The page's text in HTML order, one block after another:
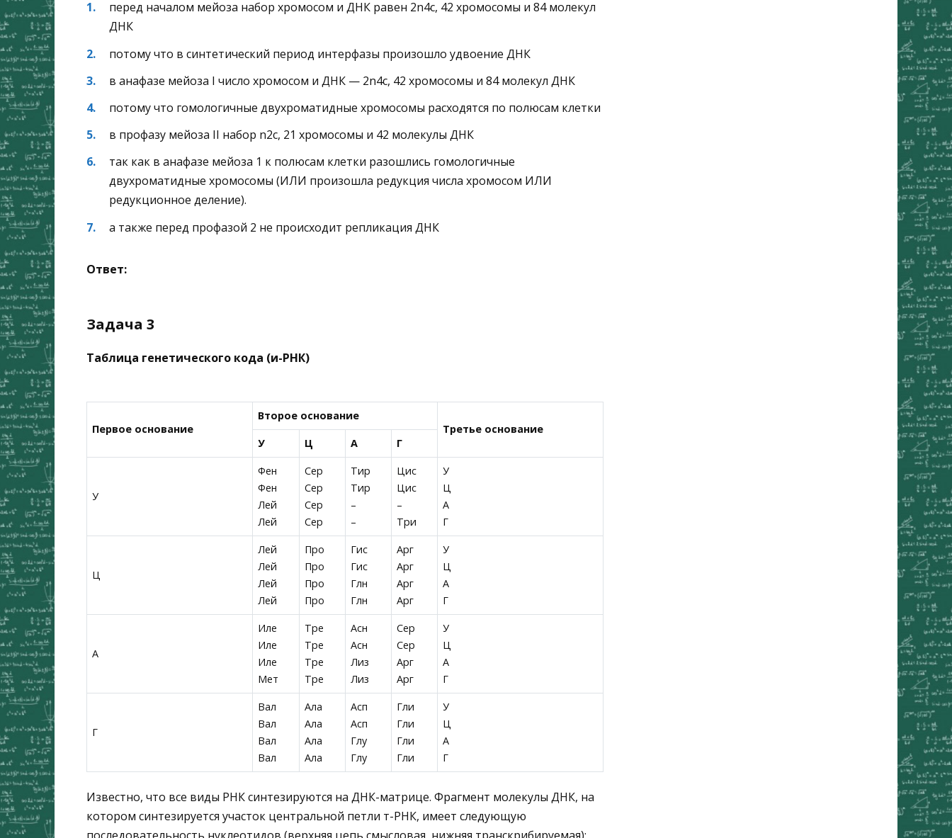
перед началом мейоза набор хромосом и ДНК равен 2n4c, 42 хромосомы и 84 молекул
ДНК
потому что в синтетический период интерфазы произошло удвоение ДНК
в анафазе мейоза I число хромосом и ДНК — 2n4c, 42 хромосомы и 84 молекул ДНК
потому что гомологичные двухроматидные хромосомы расходятся по полюсам клетки
в профазу мейоза II набор n2c, 21 хромосомы и 42 молекулы ДНК
так как в анафазе мейоза 1 к полюсам клетки разошлись гомологичные
двухроматидные хромосомы (ИЛИ произошла редукция числа хромосом ИЛИ
редукционное деление).
а также перед профазой 2 не происходит репликация ДНК
Ответ:
Задача 3
Таблица генетического кода (и-РНК)
Первое основание
Второе основание
Третье основание
У
Ц А Г
У
Фен
Фен
Лей
Лей
Сер
Сер
Сер
Сер
Тир
Тир
–
–
Цис
Цис
–
Три
У
Ц
А
Г
Ц
Лей
Лей
Лей
Лей
Про
Про
Про
Про
Гис
Гис
Глн
Глн
Арг
Арг
Арг
Арг
У
Ц
А
Г
А
Иле
Иле
Иле
Мет
Тре
Тре
Тре
Тре
Асн
Асн
Лиз
Лиз
Сер
Сер
Арг
Арг
У
Ц
А
Г
Г
Вал
Вал
Вал
Вал
Ала
Ала
Ала
Ала
Асп
Асп
Глу
Глу
Гли
Гли
Гли
Гли
У
Ц
А
Г
Известно, что все виды РНК синтезируются на ДНК-матрице. Фрагмент молекулы ДНК, на
котором синтезируется участок центральной петли т-РНК, имеет следующую